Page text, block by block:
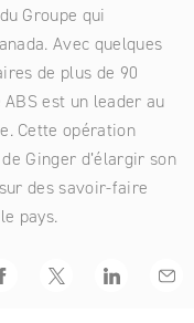
FacebookTwitter LinkedIn
Groupe qui
Avec quelques
de plus de 90
est un leader au
Cette opération
Ginger d’élargir son
des savoir-faire
pays.
et